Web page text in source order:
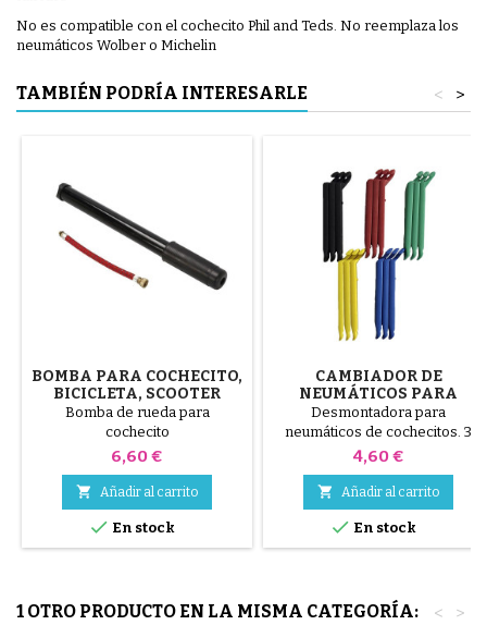
No es compatible con el cochecito Phil and Teds. No reemplaza los
neumáticos Wolber o Michelin
TAMBIÉN PODRÍA INTERESARLE >
<
BOMBA PARA COCHECITO,
BICICLETA, SCOOTER
Bomba de rueda para
cochecito
Precio
6,60 €
 Añadir al carrito
 En stock
CAMBIADOR DE
NEUMÁTICOS PARA
COCHECITO COLOR
ALEATORIO 1 PAQUETE DE
3 PIEZAS
Desmontadora para
neumáticos de cochecitos. 3
piezas de plástico de alta
negro, rojo, verde, amarillo y
azul o 3 piezas de acero ( gris )
El neumático se monta a mano,
sin herramientas, para evitar
Precio
4,60 €
 Añadir al carrito
 En stock
1 OTRO PRODUCTO EN LA MISMA CATEGORÍA: >
<